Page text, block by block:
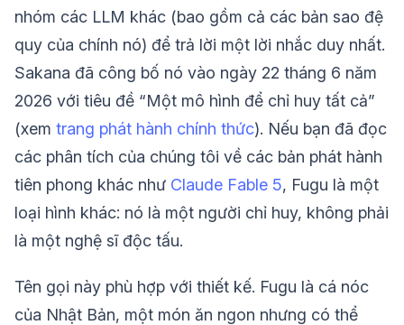
nhóm các LLM khác (bao gồm cả các bản sao đệ
quy của chính nó) để trả lời một lời nhắc duy nhất.
Sakana đã công bố nó vào ngày 22 tháng 6 năm
2026 với tiêu đề “Một mô hình để chỉ huy tất cả”
(xem trang phát hành chính thức). Nếu bạn đã đọc
các phân tích của chúng tôi về các bản phát hành
tiên phong khác như Claude Fable 5, Fugu là một
loại hình khác: nó là một người chỉ huy, không phải
là một nghệ sĩ độc tấu.
Tên gọi này phù hợp với thiết kế. Fugu là cá nóc
của Nhật Bản, một món ăn ngon nhưng có thể